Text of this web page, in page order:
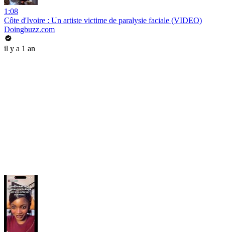
1:08
Côte d'Ivoire : Un artiste victime de paralysie faciale (VIDEO)
Doingbuzz.com
il y a 1 an